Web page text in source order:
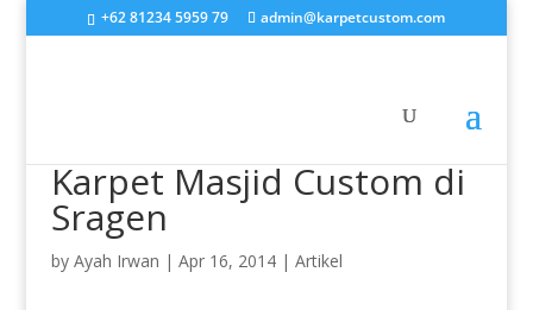
+62 81234 5959 79 admin@karpetcustom.com
Karpet Masjid Custom di
Sragen
by Ayah Irwan | Apr 16, 2014| Artikel